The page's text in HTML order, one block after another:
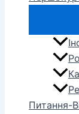
Питання-